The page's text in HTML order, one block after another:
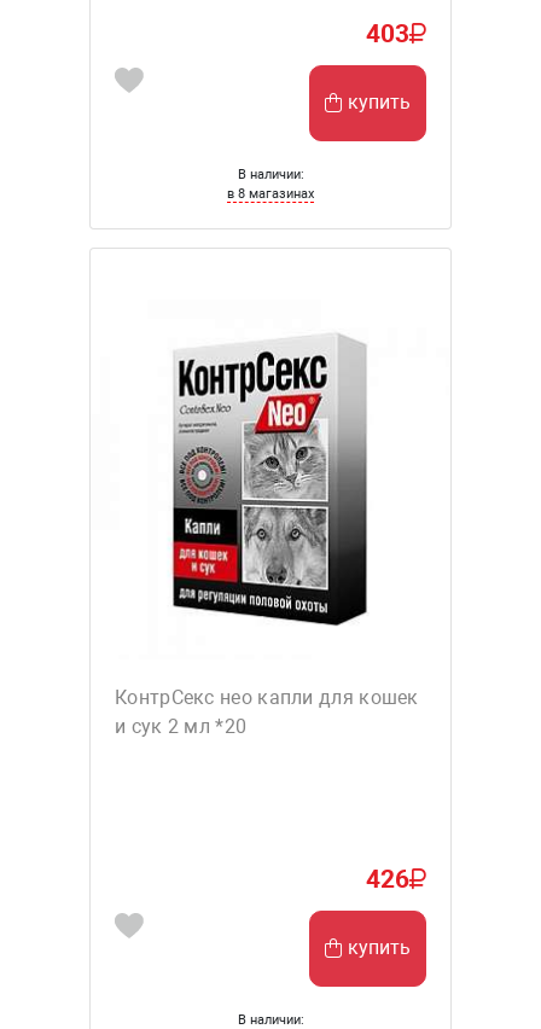
403
купить
В наличии:
в 8 магазинах
КонтрСекс нео капли для кошек
и сук 2 мл *20
426
купить
В наличии: